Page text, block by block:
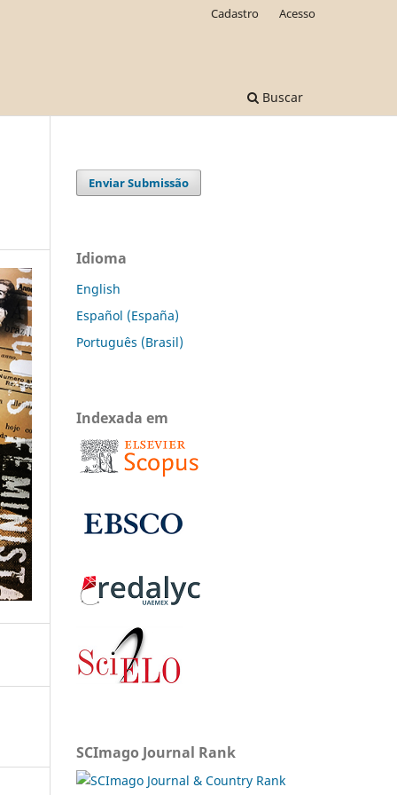
Buscar
Cadastro Acesso
Enviar Submissão
Idioma
English
Español (España)
Português (Brasil)
Indexada em
SCImago Journal Rank